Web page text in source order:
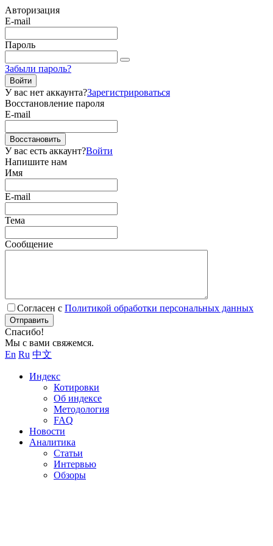
Авторизация
E-mail
Пароль
Забыли пароль?
Войти
У вас нет аккаунта?Зарегистрироваться
Восстановление пароля
E-mail
Восстановить
У вас есть аккаунт?Войти
Напишите нам
Имя
E-mail
Тема
Сообщение
Согласен с Политикой обработки персональных данных
Отправить
Спасибо!
Мы с вами свяжемся.
En Ru 中文
Индекс
Котировки
Об индексе
Методология
FAQ
Новости
Аналитика
Статьи
Интервью
Обзоры